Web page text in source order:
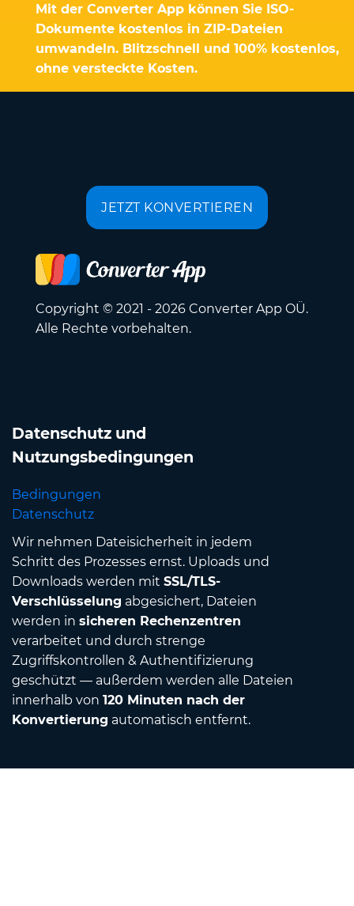
Mit der Converter App können Sie ISO-
Dokumente kostenlos in ZIP-Dateien
umwandeln. Blitzschnell und 100% kostenlos,
ohne versteckte Kosten.
JETZT KONVERTIEREN
Copyright © 2021 - 2026 Converter App OÜ.
Alle Rechte vorbehalten.
Datenschutz und
Nutzungsbedingungen
Bedingungen
Datenschutz
Wir nehmen Dateisicherheit in jedem
Schritt des Prozesses ernst. Uploads und
Downloads werden mit SSL/TLS-
Verschlüsselung abgesichert, Dateien
werden in sicheren Rechenzentren
verarbeitet und durch strenge
Zugriffskontrollen & Authentifizierung
geschützt — außerdem werden alle Dateien
innerhalb von 120 Minuten nach der
Konvertierung automatisch entfernt.